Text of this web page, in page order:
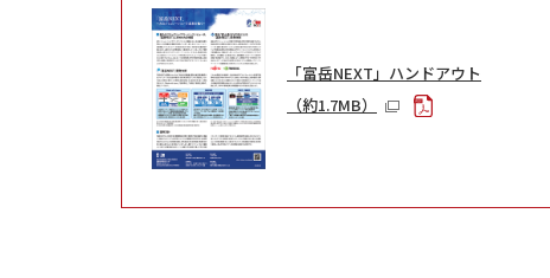
「富岳NEXT」ハンドアウト
（約1.7MB）